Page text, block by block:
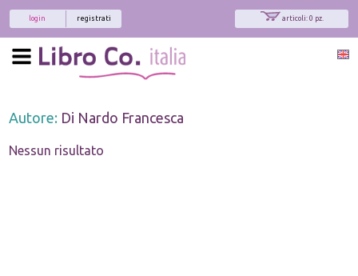
articoli: 0 pz.
registrati
login
Autore: Di Nardo Francesca
Nessun risultato